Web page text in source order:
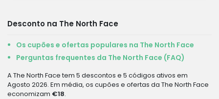
Desconto na The North Face
Os cupões e ofertas populares na The North Face
Perguntas frequentes da The North Face (FAQ)
A The North Face tem 5 descontos e 5 códigos ativos em
Agosto 2026. Em média, os cupões e ofertas da The North Face
economizam €18.